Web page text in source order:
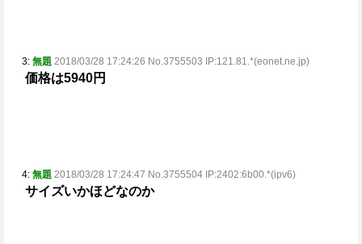
3: 無題 2018/03/28 17:24:26 No.3755503 IP:121.81.*(eonet.ne.jp)
価格は5940円
4: 無題 2018/03/28 17:24:47 No.3755504 IP:2402:6b00.*(ipv6)
サイズいかほどなのか